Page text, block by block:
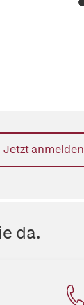
Jetzt anmelden
da.